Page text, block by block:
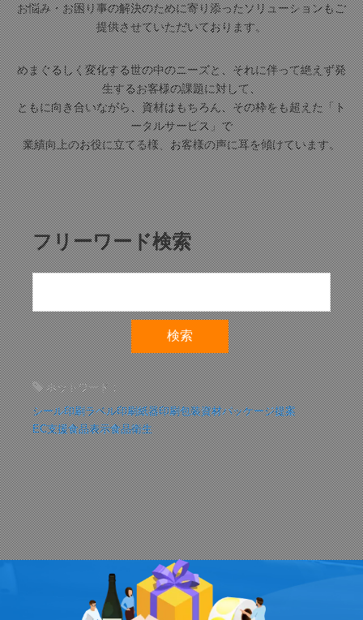
お悩み・お困り事の解決のために寄り添ったソリューションもご
提供させていただいております。
めまぐるしく変化する世の中のニーズと、それに伴って絶えず発
生するお客様の課題に対して、
ともに向き合いながら、資材はもちろん、その枠をも超えた「ト
ータルサービス」で
業績向上のお役に立てる様、お客様の声に耳を傾けています。
フリーワード検索
ホットワード：
シール印刷ラベル印刷紙器印刷包装資材パッケージ提案
EC支援食品表示食品衛生